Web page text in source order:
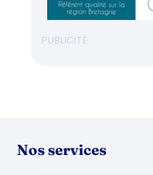
PUBLICITÉ
Nos services